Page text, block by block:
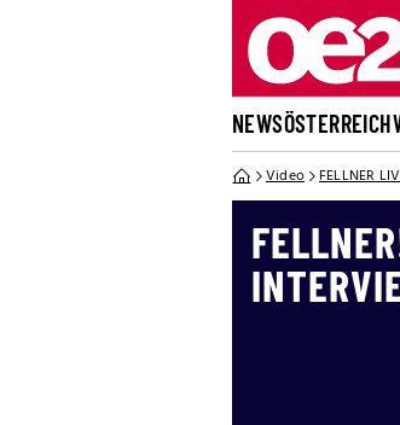
NEWSÖSTERREICH
Video FELLNER